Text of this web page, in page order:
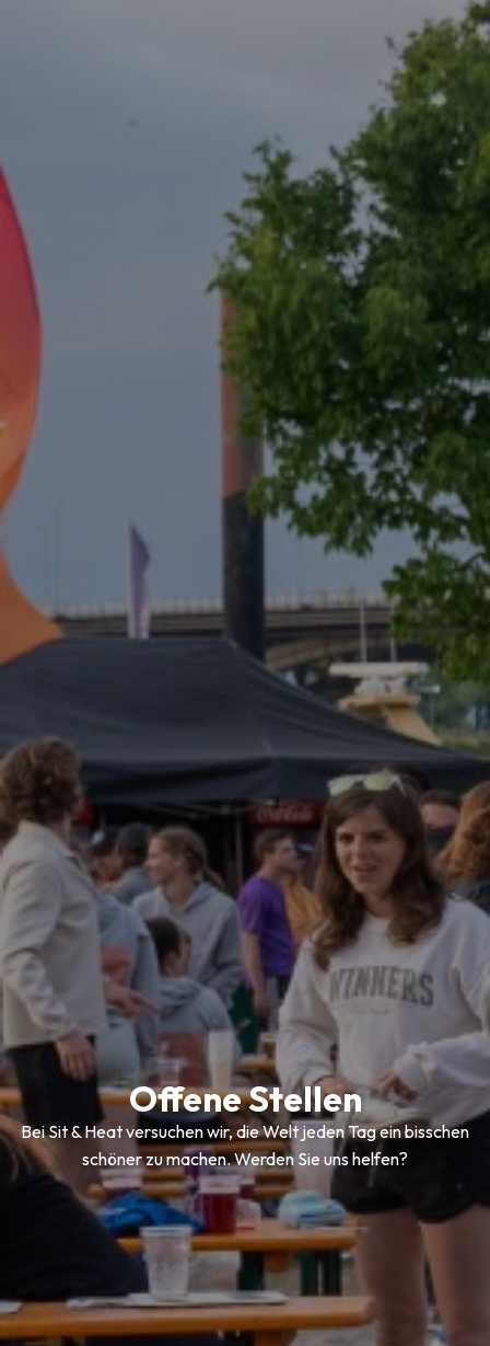
Offene Stellen
Bei Sit & Heat versuchen wir, die Welt jeden Tag ein bisschen
schöner zu machen. Werden Sie uns helfen?